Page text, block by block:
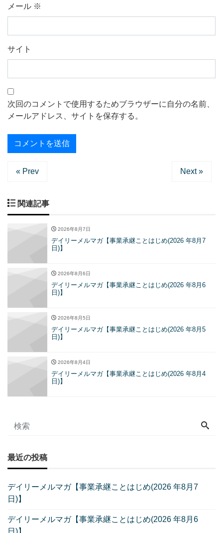
メール ※
サイト
次回のコメントで使用するためブラウザーに自分の名前、
メールアドレス、サイトを保存する。
« Prev Next »
関連記事
2026年8月7日
デイリーメルマガ【事業承継ことはじめ(2026 年8月7
日)】
2026年8月6日
デイリーメルマガ【事業承継ことはじめ(2026 年8月6
日)】
2026年8月5日
デイリーメルマガ【事業承継ことはじめ(2026 年8月5
日)】
2026年8月4日
デイリーメルマガ【事業承継ことはじめ(2026 年8月4
日)】
最近の投稿
デイリーメルマガ【事業承継ことはじめ(2026 年8月7
日)】
デイリーメルマガ【事業承継ことはじめ(2026 年8月6
日)】